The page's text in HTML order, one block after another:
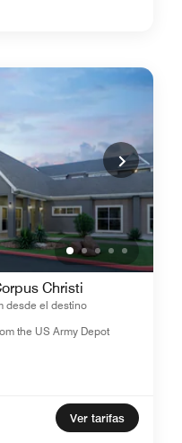
Christi
desde el destino
the US Army Depot
Ver tarifas